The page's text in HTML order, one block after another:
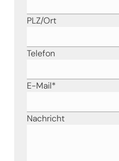
PLZ/Ort
Telefon
E-Mail*
Nachricht